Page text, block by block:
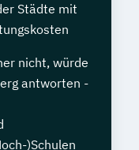
Städte mit
nicht, würde
antworten -
)Schulen